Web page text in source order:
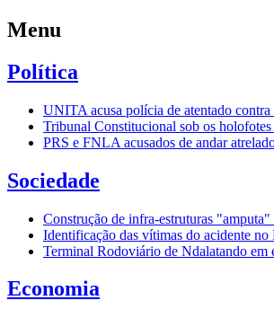
Menu
Política
UNITA acusa polícia de atentado contra
Tribunal Constitucional sob os holofotes
PRS e FNLA acusados de andar
Sociedade
Construção de infra-estruturas "amputa"
Identificação das vítimas do acidente
Terminal Rodoviário de Ndalatando em
Economia